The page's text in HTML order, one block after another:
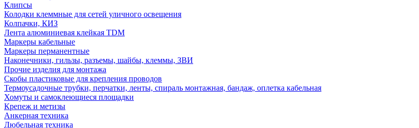
Клипсы
Колодки клеммные для сетей уличного освещения
Колпачки, КИЗ
Лента алюминиевая клейкая TDM
Маркеры кабельные
Маркеры перманентные
Наконечники, гильзы, разъемы, шайбы, клеммы, ЗВИ
Прочие изделия для монтажа
Скобы пластиковые для крепления проводов
Термоусадочные трубки, перчатки, ленты, спираль монтажная, бандаж, оплетка кабельная
Хомуты и самоклеющиеся площадки
Крепеж и метизы
Анкерная техника
Дюбельная техника